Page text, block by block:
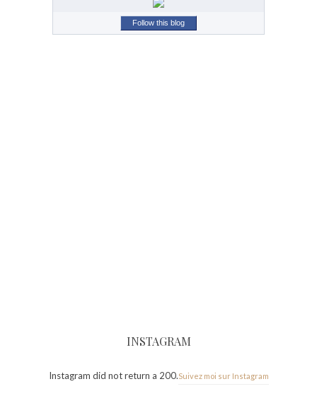
Follow this blog
INSTAGRAM
Instagram did not return a 200.Suivez moi sur Instagram